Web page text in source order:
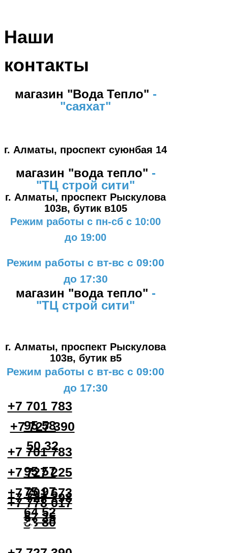
Наши
контакты
магазин "Вода Тепло" -
"саяхат"
г. Алматы, проспект суюнбая 14
магазин "вода тепло" -
"ТЦ строй сити"
г. Алматы, проспект Рыскулова
103в, бутик в105
Режим работы с пн-сб с 10:00
до 19:00
Режим работы с вт-вс с 09:00
до 17:30
магазин "вода тепло" -
"ТЦ строй сити"
г. Алматы, проспект Рыскулова
103в, бутик в5
Режим работы с вт-вс с 09:00
до 17:30
+7 701 783
95 58
+7 727 390
50 32
+7 701 783
95 57
+7 727 225
75 97
+7 701 673
64 52
+7 727 298
57 25
+7 778 017
33 80
#2